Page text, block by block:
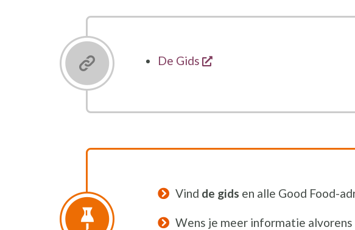
De Gids opent een nieuw venster
Vind de gids en alle Good Food-
Wens je meer informatie